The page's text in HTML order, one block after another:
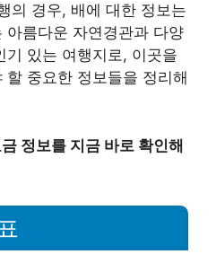
의 경우, 배에 대한 정보는
아름다운 자연경관과 다양
기 있는 여행지로, 이곳을
중요한 정보들을 정리해
정보를 지금 바로 확인해